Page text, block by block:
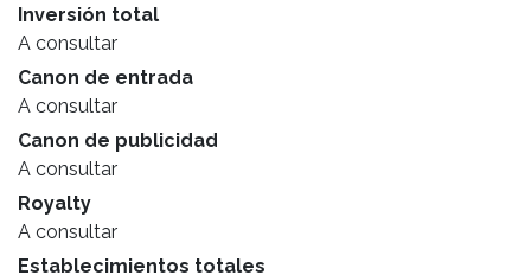
Inversión total
A consultar
Canon de entrada
A consultar
Canon de publicidad
A consultar
Royalty
A consultar
Establecimientos totales